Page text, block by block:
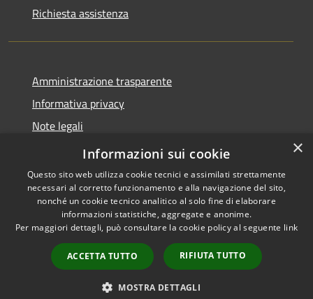
Richiesta assistenza
Amministrazione trasparente
Informativa privacy
Note legali
Dichiarazione di accessibilità
Accessibilità
Copyright © 2026 • Comune di
Maniace • Powered by
Municipium•
Accesso
redazione
×
Informazioni sui cookie
Questo sito web utilizza cookie tecnici e assimilati strettamente
necessari al corretto funzionamento e alla navigazione del sito,
nonché un cookie tecnico analitico al solo fine di elaborare
informazioni statistiche, aggregate e anonime.
Per maggiori dettagli, può consultare la cookie policy al seguente link
ACCETTA TUTTO RIFIUTA TUTTO
MOSTRA DETTAGLI